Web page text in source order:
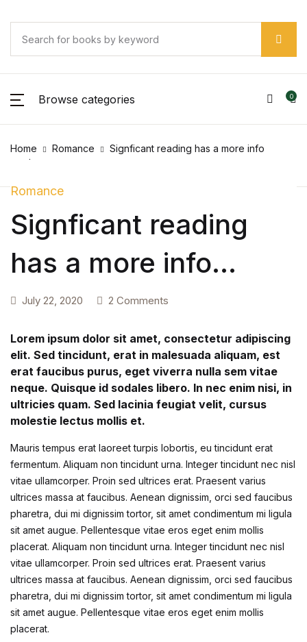
Browse categories 0
Home Romance
Signficant reading has a more info
number
Romance
Signficant reading
has a more info
number
July 22, 2020 2 Comments
Lorem ipsum dolor sit amet, consectetur adipiscing
elit. Sed tincidunt, erat in malesuada aliquam, est
erat faucibus purus, eget viverra nulla sem vitae
neque. Quisque id sodales libero. In nec enim nisi, in
ultricies quam. Sed lacinia feugiat velit, cursus
molestie lectus mollis et.
Mauris tempus erat laoreet turpis lobortis, eu tincidunt erat
fermentum. Aliquam non tincidunt urna. Integer tincidunt nec nisl
vitae ullamcorper. Proin sed ultrices erat. Praesent varius
ultrices massa at faucibus. Aenean dignissim, orci sed faucibus
pharetra, dui mi dignissim tortor, sit amet condimentum mi ligula
sit amet augue. Pellentesque vitae eros eget enim mollis
placerat. Aliquam non tincidunt urna. Integer tincidunt nec nisl
vitae ullamcorper. Proin sed ultrices erat. Praesent varius
ultrices massa at faucibus. Aenean dignissim, orci sed faucibus
pharetra, dui mi dignissim tortor, sit amet condimentum mi ligula
sit amet augue. Pellentesque vitae eros eget enim mollis
placerat.